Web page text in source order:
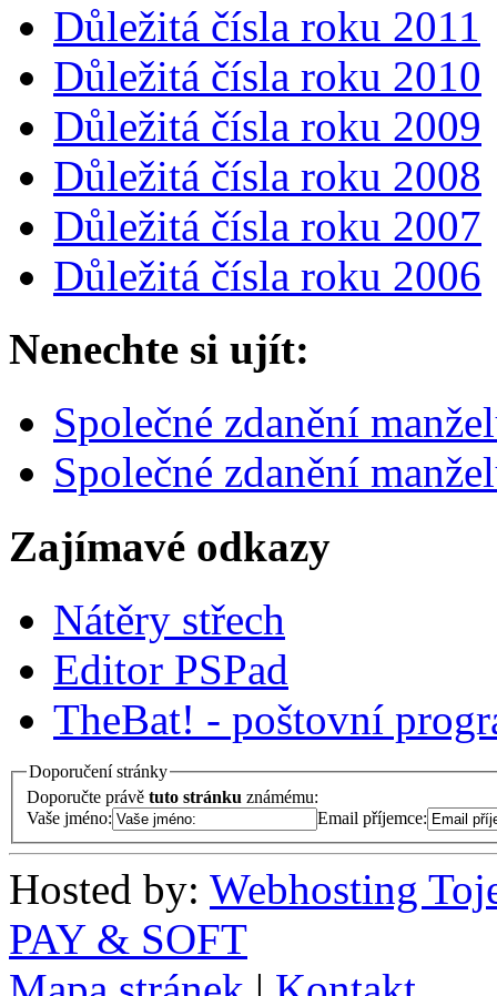
Důležitá čísla roku 2011
Důležitá čísla roku 2010
Důležitá čísla roku 2009
Důležitá čísla roku 2008
Důležitá čísla roku 2007
Důležitá čísla roku 2006
Nenechte si ujít:
Společné zdanění
Společné zdanění
Zajímavé odkazy
Nátěry střech
Editor PSPad
TheBat! - poštovní
Doporučení stránky
Doporučte právě tuto stránku známému:
Vaše jméno:
Email příjemce:
Hosted by: Webhosting
PAY & SOFT